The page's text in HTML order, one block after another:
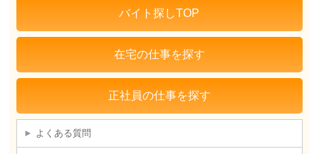
バイト探しTOP
在宅の仕事を探す
正社員の仕事を探す
よくある質問